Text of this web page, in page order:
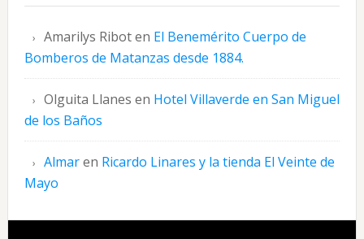
Amarilys Riboten El Benemérito Cuerpo de
Bomberos de Matanzas desde 1884.
Olguita Llanes en Hotel Villaverde en San Miguel
de los Baños
Almaren Ricardo Linares y la tienda El Veinte de
Mayo